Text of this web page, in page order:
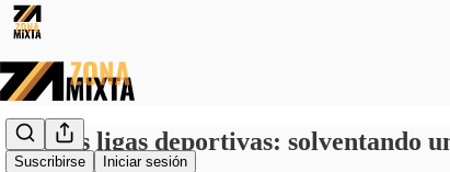
Suscribirse Iniciar sesión
Nuevas ligas deportivas: solventando